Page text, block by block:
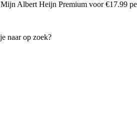
Mijn Albert Heijn Premium voor €17.99